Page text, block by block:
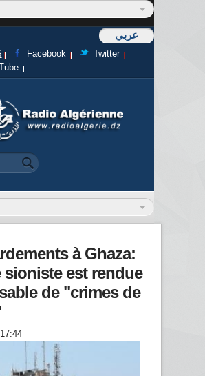
عربي
Facebook
Twitter
de recherche
à Ghaza:
sioniste est rendue
de "crimes de